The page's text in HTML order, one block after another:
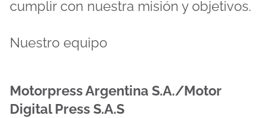
cumplir con nuestra misión y objetivos.
Nuestro equipo
Motorpress Argentina S.A./Motor
Digital Press S.A.S